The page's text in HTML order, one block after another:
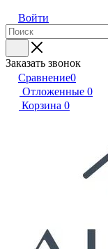
Войти
Заказать звонок
Сравнение0
Отложенные 0
Корзина 0